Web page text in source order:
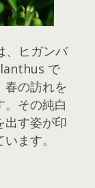
、ヒガンバ
で
春の訪れを
その純白
出す姿が印
ます。